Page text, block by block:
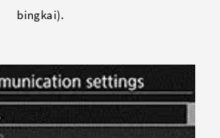
bingkai).